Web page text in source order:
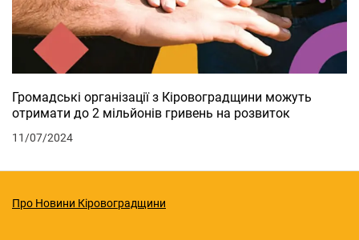
Громадські організації з Кіровоградщини можуть
отримати до 2 мільйонів гривень на розвиток
11/07/2024
Про Новини Кіровоградщини